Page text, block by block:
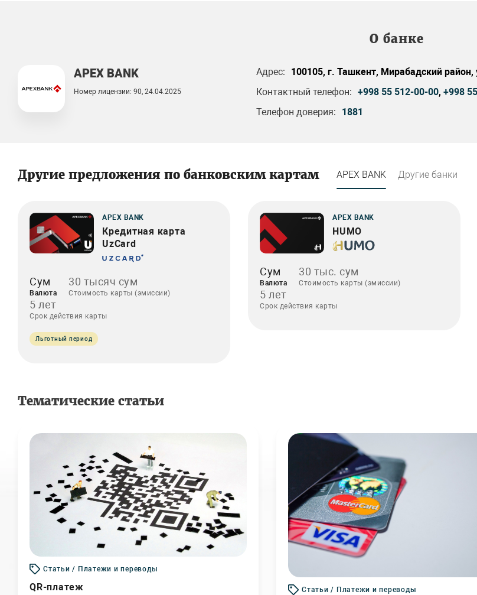
О банке
APEX BANK
Номер лицензии: 90, 24.04.2025
Адрес:
100105, г. Ташкент, Мирабадский
Контактный телефон: +998 55 512-00-00,+998
Телефон доверия:
1881
Другие предложения по банковским картам APEX BANK Другие банки
APEX BANK
Кредитная карта
UzCard
Сум
Валюта
30 тысяч сум
Стоимость карты (эмиссии)
5 лет
Срок действия карты
Льготный период
APEX BANK
HUMO
Сум
Валюта
30 тыс. сум
Стоимость карты (эмиссии)
5 лет
Срок действия карты
Тематические статьи
Статьи / Платежи и переводы
QR-платеж Статьи / Платежи и переводы